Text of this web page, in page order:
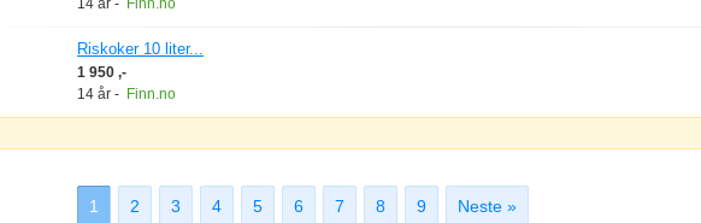
14 år - Finn.no
Riskoker 10 liter...
1 950 ,-
14 år - Finn.no
1 2 3 4 5 6 7 8 9 Neste »